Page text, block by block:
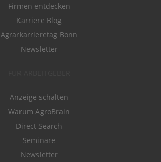
Firmen entdecken
Karriere Blog
Agrarkarrieretag Bonn
Newsletter
Anzeige schalten
Warum AgroBrain
Direct Search
Seminare
Newsletter